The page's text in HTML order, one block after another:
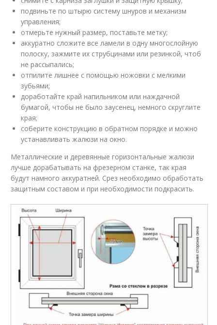
подвиньте по штырю систему шнуров и механизм
управления;
отмерьте нужный размер, поставьте метку;
аккуратно сложите все ламели в одну многослойную
полоску, зажмите их струбцинами или резинкой, чтоб
не рассыпались;
отпилите лишнее с помощью ножовки с мелкими
зубьями;
доработайте край напильником или наждачной
бумагой, чтобы не было заусенец, немного скруглите
края;
соберите конструкцию в обратном порядке и можно
устанавливать жалюзи на окно.
Металлические и деревянные горизонтальные жалюзи
лучше дорабатывать на фрезерном станке, так края
будут намного аккуратней. Срез необходимо обработать
защитным составом и при необходимости подкрасить.